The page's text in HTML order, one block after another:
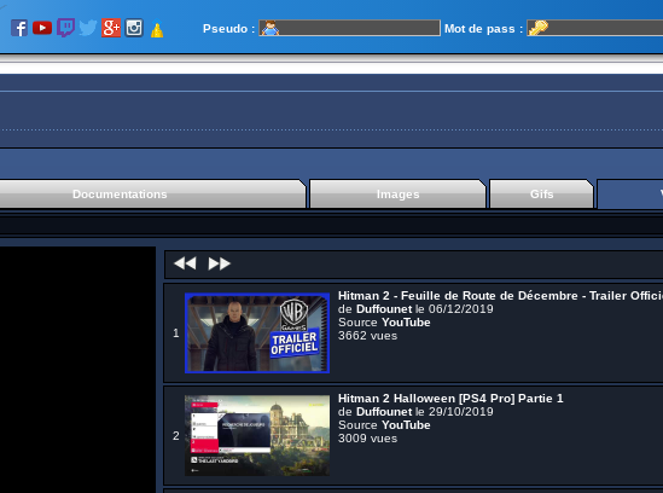
Pseudo : Mot de pass :
Documentations Images Gifs
1
Hitman 2 - Feuille de Route de Décembre - Trailer
de Duffounetle 06/12/2019
Source YouTube
3662 vues
2
Hitman 2 Halloween [PS4 Pro] Partie 1
de Duffounetle 29/10/2019
Source YouTube
3009 vues